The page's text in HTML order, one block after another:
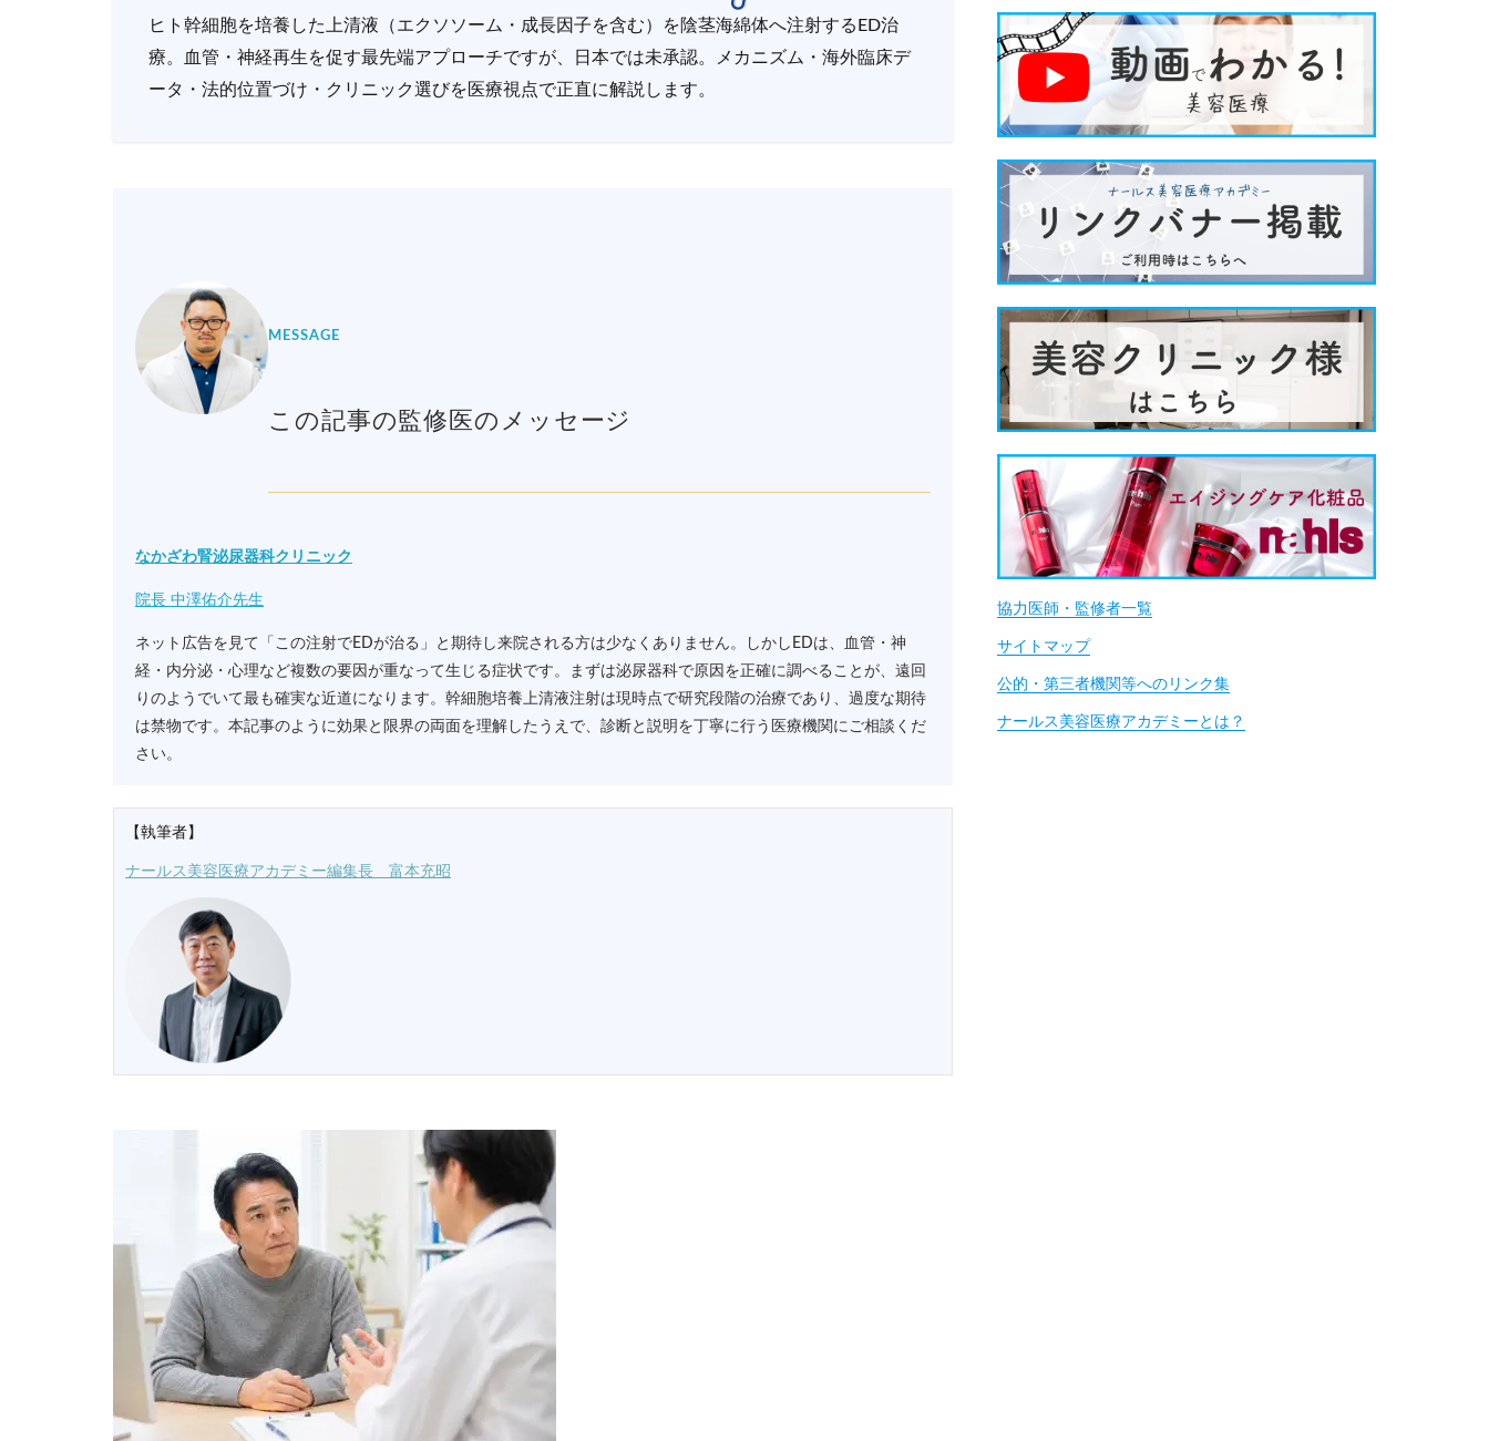
ヒト幹細胞を培養した上清液（エクソソーム・成長因子を含む）を陰茎海綿体へ注射するED治
療。血管・神経再生を促す最先端アプローチですが、日本では未承認。メカニズム・海外臨床デ
ータ・法的位置づけ・クリニック選びを医療視点で正直に解説します。
MESSAGE
この記事の監修医のメッセージ
なかざわ腎泌尿器科クリニック
院長 中澤佑介先生
ネット広告を見て「この注射でEDが治る」と期待し来院される方は少なくありません。しかしEDは、血管・神
経・内分泌・心理など複数の要因が重なって生じる症状です。まずは泌尿器科で原因を正確に調べることが、遠回
りのようでいて最も確実な近道になります。幹細胞培養上清液注射は現時点で研究段階の治療であり、過度な期待
は禁物です。本記事のように効果と限界の両面を理解したうえで、診断と説明を丁寧に行う医療機関にご相談くだ
さい。
【執筆者】
ナールス美容医療アカデミー編集長 富本充昭
協力医師・監修者一覧
サイトマップ
公的・第三者機関等へのリンク集
ナールス美容医療アカデミーとは？